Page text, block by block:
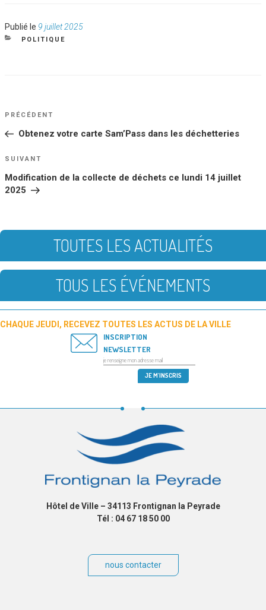
Publié le Publié
le
9 juillet 2025
CATÉGORIES
POLITIQUE
NAVIGATION
DE
Article
PRÉCÉDENT
Obtenez votre carte Sam’Pass dans les déchetteries
Article
SUIVANT
Modification de la collecte de déchets ce lundi 14 juillet
2025
TOUTES LES ACTUALITÉS
TOUS LES ÉVÉNEMENTS
CHAQUE JEUDI, RECEVEZ TOUTES LES ACTUS DE LA VILLE
INSCRIPTION
NEWSLETTER
Hôtel de Ville – 34113 Frontignan la Peyrade
Tél : 04 67 18 50 00
nous contacter